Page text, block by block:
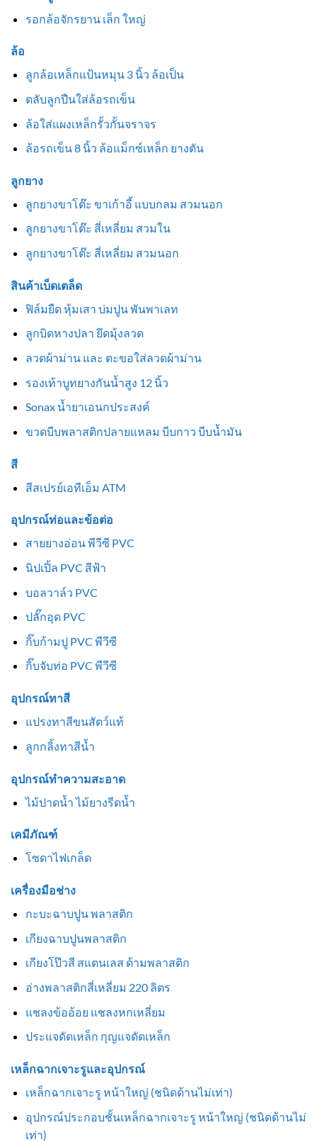
รอกล้อจักรยาน เล็ก ใหญ่
ล้อ
ลูกล้อเหล็กแป้นหมุน 3 นิ้ว ล้อเป็น
ตลับลูกปืนใส่ล้อรถเข็น
ล้อใส่แผงเหล็กรั้วกั้นจราจร
ล้อรถเข็น 8 นิ้ว ล้อแม็กซ์เหล็ก ยางตัน
ลูกยาง
ลูกยางขาโต๊ะ ขาเก้าอี้ แบบกลม สวมนอก
ลูกยางขาโต๊ะ สี่เหลี่ยม สวมใน
ลูกยางขาโต๊ะ สี่เหลี่ยม สวมนอก
สินค้าเบ็ดเตล็ด
ฟิล์มยืด หุ้มเสา บ่มปูน พันพาเลท
ลูกบิดหางปลา ยึดมุ้งลวด
ลวดผ้าม่าน และ ตะขอใส่ลวดผ้าม่าน
รองเท้าบูทยางกันน้ำสูง 12 นิ้ว
Sonax น้ำยาเอนกประสงค์
ขวดบีบพลาสติกปลายแหลม บีบกาว บีบน้ำมัน
สี
สีสเปรย์เอทีเอ็ม ATM
อุปกรณ์ท่อและข้อต่อ
สายยางอ่อน พีวีซี PVC
นิปเปิ้ล PVC สีฟ้า
บอลวาล์ว PVC
ปลั๊กอุด PVC
กิ๊บก้ามปู PVC พีวีซี
กิ๊บจับท่อ PVC พีวีซี
อุปกรณ์ทาสี
แปรงทาสีขนสัตว์แท้
ลูกกลิ้งทาสีน้ำ
อุปกรณ์ทำความสะอาด
ไม้ปาดน้ำ ไม้ยางรีดน้ำ
เคมีภัณฑ์
โซดาไฟเกล็ด
เครื่องมือช่าง
กะบะฉาบปูน พลาสติก
เกียงฉาบปูนพลาสติก
เกียงโป๊วสี สแตนเลส ด้ามพลาสติก
อ่างพลาสติกสี่เหลี่ยม 220 ลิตร
แชลงข้ออ้อย แชลงหกเหลี่ยม
ประแจดัดเหล็ก กุญแจดัดเหล็ก
เหล็กฉากเจาะรูและอุปกรณ์
เหล็กฉากเจาะรู หน้าใหญ่ (ชนิดด้านไม่เท่า)
อุปกรณ์ประกอบชั้นเหล็กฉากเจาะรู หน้าใหญ่ (ชนิดด้านไม่
เท่า)